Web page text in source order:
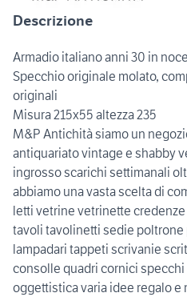
Descrizione
Armadio italiano anni 30 in
Specchio originale molato,
originali
Misura 215x55 altezza 235
M&P Antichità siamo un
antiquariato vintage e shabby
ingrosso scarichi settimanali
abbiamo una vasta scelta di
letti vetrine vetrinette
tavoli tavolinetti sedie
lampadari tappeti scrivanie
consolle quadri cornici
oggettistica varia idee regalo e